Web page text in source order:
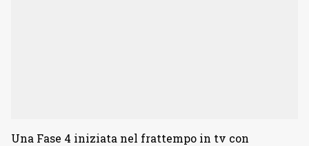
Una Fase 4 iniziata nel frattempo in tv con